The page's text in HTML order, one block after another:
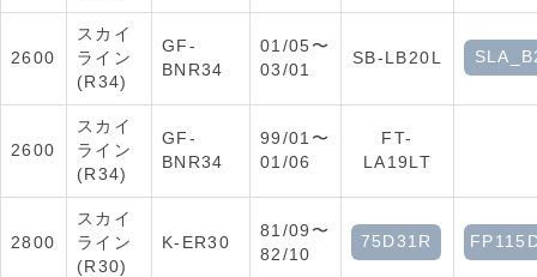
2600
スカイ
ライン
(R34)
GF-
BNR34
01/05〜
03/01
SB-LB20L
2600
スカイ
ライン
(R34)
GF-
BNR34
99/01〜
01/06
FT-
LA19LT
2800
スカイ
ライン
(R30)
K-ER30
81/09〜
82/10
75D31R